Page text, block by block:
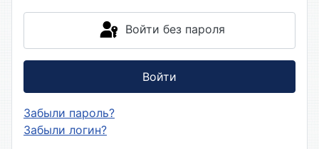
Войти без пароля
Войти
Забыли пароль?
Забыли логин?